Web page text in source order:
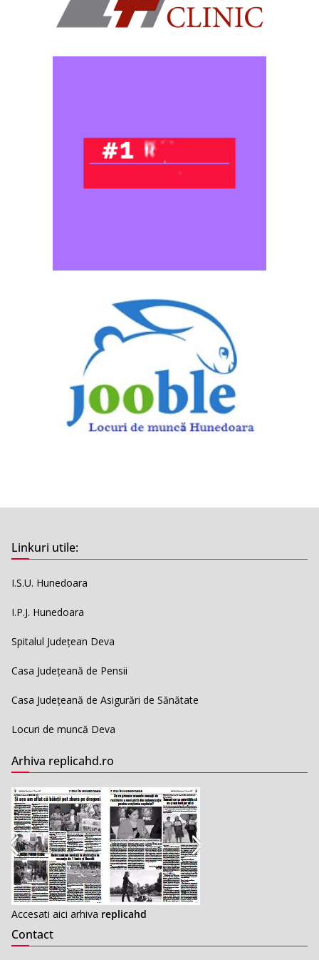
Linkuri utile:
I.S.U. Hunedoara
I.P.J. Hunedoara
Spitalul Județean Deva
Casa Județeană de Pensii
Casa Județeană de Asigurări de Sănătate
Locuri de muncă Deva
Arhiva replicahd.ro
Accesati aici arhiva replicahd
Contact